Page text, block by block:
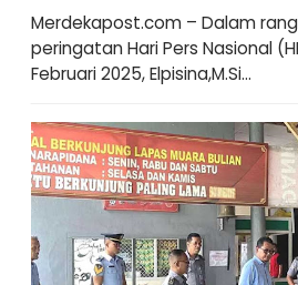
Merdekapost.com – Dalam
peringatan Hari Pers Nasional
Februari 2025, Elpisina,M.Si...